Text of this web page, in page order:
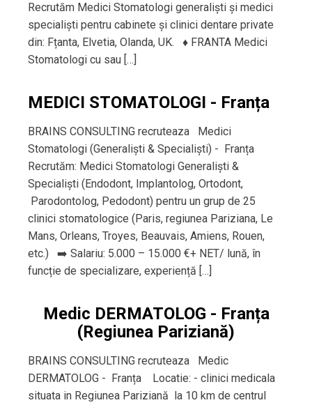
Recrutăm Medici Stomatologi generaliști și medici
specialiști pentru cabinete și clinici dentare private
din: Fțanta, Elvetia, Olanda, UK. ♦️ FRANTA Medici
Stomatologi cu sau […]
MEDICI STOMATOLOGI - Franța
BRAINS CONSULTING recruteaza Medici
Stomatologi (Generaliști & Specialiști) - Franța
Recrutăm: Medici Stomatologi Generaliști &
Specialiști (Endodont, Implantolog, Ortodont,
Parodontolog, Pedodont) pentru un grup de 25
clinici stomatologice (Paris, regiunea Pariziana, Le
Mans, Orleans, Troyes, Beauvais, Amiens, Rouen,
etc.) ➡️ Salariu: 5.000 – 15.000 €+ NET/ lună, în
funcție de specializare, experiență […]
Medic DERMATOLOG - Franța
(Regiunea Pariziană)
BRAINS CONSULTING recruteaza Medic
DERMATOLOG - Franța Locatie: - clinici medicala
situata in Regiunea Pariziană la 10 km de centrul